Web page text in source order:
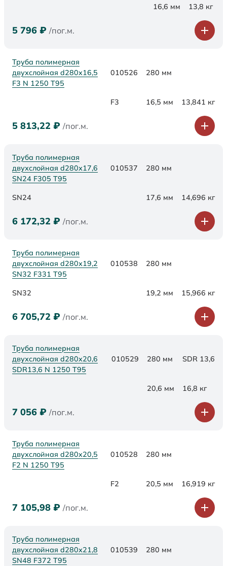
16,6 мм 13,8 кг
5 796 ₽ /пог.м.
Труба полимерная
двухслойная d280x16,5
F3 N 1250 Т95
010526 280 мм
F3 16,5 мм 13,841 кг
5 813,22 ₽ /пог.м.
Труба полимерная
двухслойная d280х17,6
SN24 F305 Т95
010537 280 мм
SN24 17,6 мм 14,696 кг
6 172,32 ₽ /пог.м.
Труба полимерная
двухслойная d280х19,2
SN32 F331 Т95
010538 280 мм
SN32 19,2 мм 15,966 кг
6 705,72 ₽ /пог.м.
Труба полимерная
двухслойная d280x20,6
SDR13,6 N 1250 Т95
010529 280 мм SDR 13,6
20,6 мм 16,8 кг
7 056 ₽ /пог.м.
Труба полимерная
двухслойная d280x20,5
F2 N 1250 Т95
010528 280 мм
F2 20,5 мм 16,919 кг
7 105,98 ₽ /пог.м.
Труба полимерная
двухслойная d280х21,8
SN48 F372 Т95
010539 280 мм